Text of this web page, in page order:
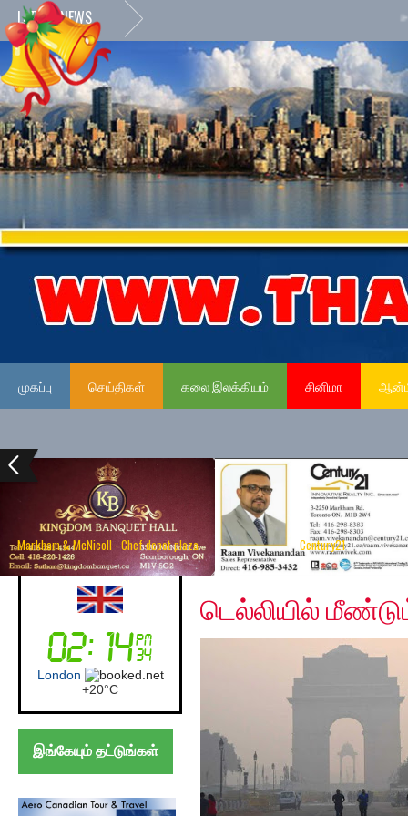
LATEST NEWS
முகப்பு செய்திகள் கலை இலக்கியம் சினிமா
Markham & McNicoll - Chef depot plaza Century21
UK (London)
London
+20°C
இங்கேயும் தட்டுங்கள்
Monday, December 9,
டெல்லியில் மீண்டும்